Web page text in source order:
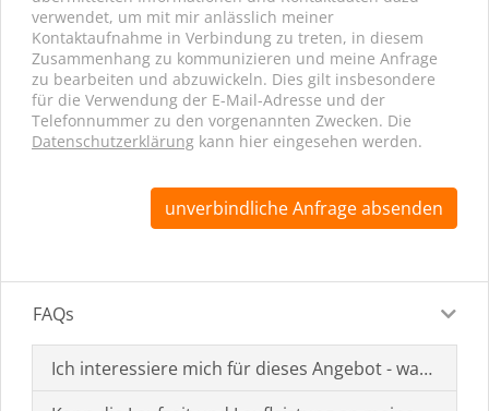
verwendet, um mit mir anlässlich meiner
Kontaktaufnahme in Verbindung zu treten, in diesem
Zusammenhang zu kommunizieren und meine Anfrage
zu bearbeiten und abzuwickeln. Dies gilt insbesondere
für die Verwendung der E-Mail-Adresse und der
Telefonnummer zu den vorgenannten Zwecken. Die
Datenschutzerklärung kann hier eingesehen werden.
unverbindliche Anfrage absenden
FAQs
Ich interessiere mich für dieses Angebot - was muss